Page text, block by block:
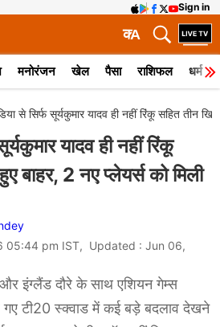
Sign in
A
क
मनोरंजन खेल पैसा राशिफल धर्म
से सिर्फ सूर्यकुमार यादव ही नहीं रिंकू सहित तीन
यादव ही नहीं रिंकू
बाहर, 2 नए प्लेयर्स को मिली
05:44 pm IST, Updated : Jun 06,
इंग्लैंड दौरे के साथ एशियन गेम्स
गए टी20 स्क्वाड में कई बड़े बदलाव देखने